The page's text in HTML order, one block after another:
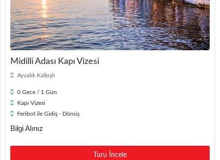
Midilli Adası Kapı Vizesi
Ayvalık Kalkışlı
0 Gece / 1 Gün
Kapı Vizesi
Feribot ile Gidiş - Dönüş
Bilgi Alınız
Turu İncele